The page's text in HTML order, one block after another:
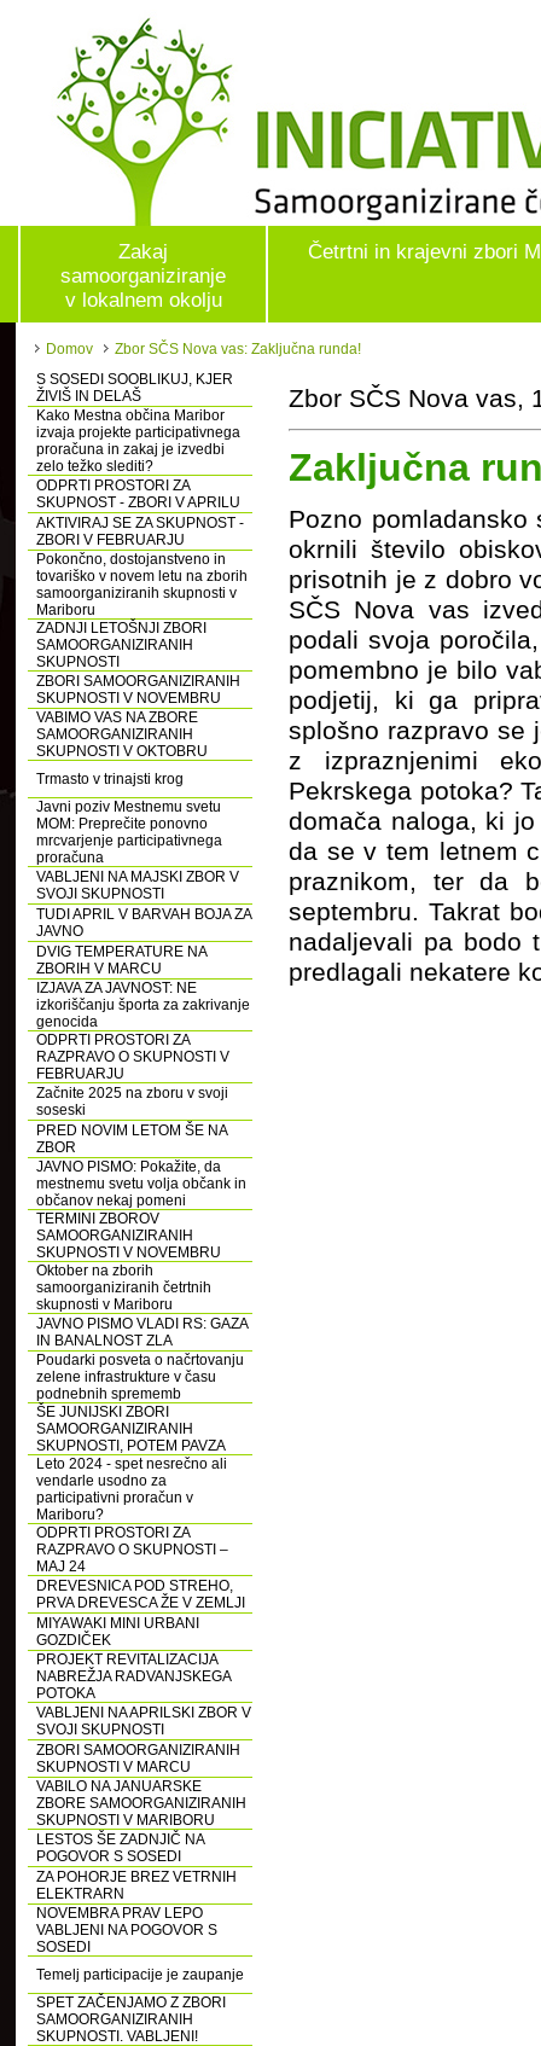
Zakaj
samoorganiziranje
v lokalnem okolju
Četrtni in krajevni zbori
Domov
Zbor SČS Nova vas: Zaključna runda!
S SOSEDI SOOBLIKUJ, KJER
ŽIVIŠ IN DELAŠ
Kako Mestna občina Maribor
izvaja projekte participativnega
proračuna in zakaj je izvedbi
zelo težko slediti?
ODPRTI PROSTORI ZA
SKUPNOST - ZBORI V APRILU
AKTIVIRAJ SE ZA SKUPNOST -
ZBORI V FEBRUARJU
Pokončno, dostojanstveno in
tovariško v novem letu na zborih
samoorganiziranih skupnosti v
Mariboru
ZADNJI LETOŠNJI ZBORI
SAMOORGANIZIRANIH
SKUPNOSTI
ZBORI SAMOORGANIZIRANIH
SKUPNOSTI V NOVEMBRU
VABIMO VAS NA ZBORE
SAMOORGANIZIRANIH
SKUPNOSTI V OKTOBRU
Trmasto v trinajsti krog
Javni poziv Mestnemu svetu
MOM: Preprečite ponovno
mrcvarjenje participativnega
proračuna
VABLJENI NA MAJSKI ZBOR V
SVOJI SKUPNOSTI
TUDI APRIL V BARVAH BOJA ZA
JAVNO
DVIG TEMPERATURE NA
ZBORIH V MARCU
IZJAVA ZA JAVNOST: NE
izkoriščanju športa za zakrivanje
genocida
ODPRTI PROSTORI ZA
RAZPRAVO O SKUPNOSTI V
FEBRUARJU
Začnite 2025 na zboru v svoji
soseski
PRED NOVIM LETOM ŠE NA
ZBOR
JAVNO PISMO: Pokažite, da
mestnemu svetu volja občank in
občanov nekaj pomeni
TERMINI ZBOROV
SAMOORGANIZIRANIH
SKUPNOSTI V NOVEMBRU
Oktober na zborih
samoorganiziranih četrtnih
skupnosti v Mariboru
JAVNO PISMO VLADI RS: GAZA
IN BANALNOST ZLA
Poudarki posveta o načrtovanju
zelene infrastrukture v času
podnebnih sprememb
ŠE JUNIJSKI ZBORI
SAMOORGANIZIRANIH
SKUPNOSTI, POTEM PAVZA
Leto 2024 - spet nesrečno ali
vendarle usodno za
participativni proračun v
Mariboru?
ODPRTI PROSTORI ZA
RAZPRAVO O SKUPNOSTI –
MAJ 24
DREVESNICA POD STREHO,
PRVA DREVESCA ŽE V ZEMLJI
MIYAWAKI MINI URBANI
GOZDIČEK
PROJEKT REVITALIZACIJA
NABREŽJA RADVANJSKEGA
POTOKA
VABLJENI NA APRILSKI ZBOR V
SVOJI SKUPNOSTI
ZBORI SAMOORGANIZIRANIH
SKUPNOSTI V MARCU
VABILO NA JANUARSKE
ZBORE SAMOORGANIZIRANIH
SKUPNOSTI V MARIBORU
LESTOS ŠE ZADNJIČ NA
POGOVOR S SOSEDI
ZA POHORJE BREZ VETRNIH
ELEKTRARN
NOVEMBRA PRAV LEPO
VABLJENI NA POGOVOR S
SOSEDI
Temelj participacije je zaupanje
SPET ZAČENJAMO Z ZBORI
SAMOORGANIZIRANIH
SKUPNOSTI. VABLJENI!
Zbor SČS Nova vas,
Zaključna
Pozno
okrnili število
prisotnih je z dobro
SČS Nova vas
podali svoja
pomembno je bilo
podjetij, ki ga
splošno razpravo se
z izpraznjenimi
Pekrskega potoka?
domača naloga, ki
da se v tem letnem
praznikom, ter da
septembru. Takrat
nadaljevali pa bodo
predlagali nekatere